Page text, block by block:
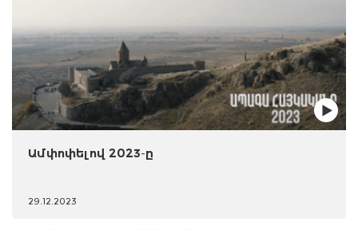
Ամփոփելով 2023-ը
29.12.2023